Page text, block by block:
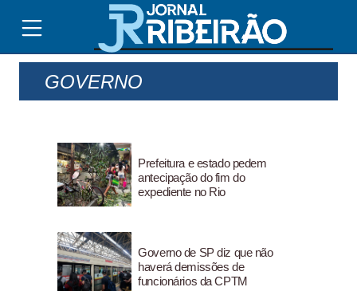
GOVERNO
Prefeitura e estado pedem
antecipação do fim do
expediente no Rio
Governo de SP diz que não
haverá demissões de
funcionários da CPTM